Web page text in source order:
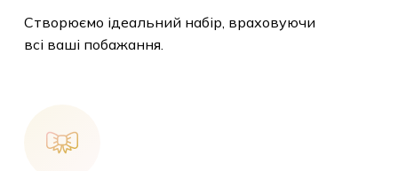
Створюємо ідеальний набір, враховуючи
всі ваші побажання.